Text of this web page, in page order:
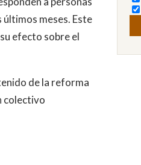
meses. Este
efecto sobre el
de la reforma
colectivo